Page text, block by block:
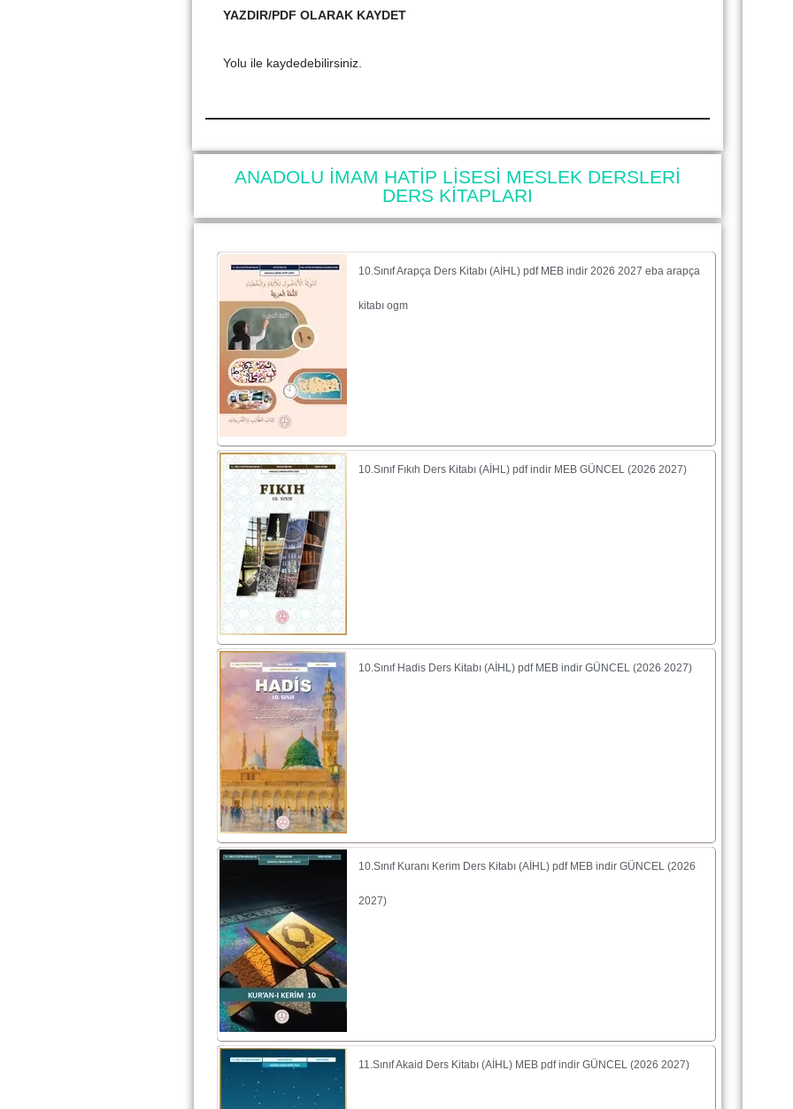
YAZDIR/PDF OLARAK KAYDET
Yolu ile kaydedebilirsiniz.
ANADOLU İMAM HATİP LİSESİ MESLEK DERSLERİ
DERS KİTAPLARI
10.Sınıf Arapça Ders Kitabı (AİHL) pdf MEB indir 2026 2027 eba arapça
kitabı ogm
10.Sınıf Fıkıh Ders Kitabı (AİHL) pdf indir MEB GÜNCEL (2026 2027)
10.Sınıf Hadis Ders Kitabı (AİHL) pdf MEB indir GÜNCEL (2026 2027)
10.Sınıf Kuranı Kerim Ders Kitabı (AİHL) pdf MEB indir GÜNCEL (2026
2027)
11.Sınıf Akaid Ders Kitabı (AİHL) MEB pdf indir GÜNCEL (2026 2027)